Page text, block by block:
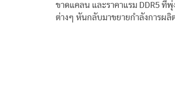
ขาดแคลน และราคาแรม DDR5 ที่
ต่างๆ หันกลับมาขยายกำลังการผลิ